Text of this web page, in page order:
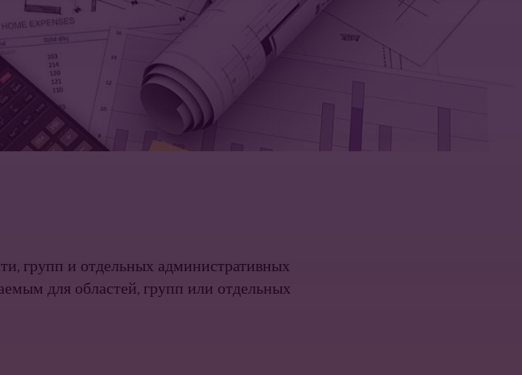
групп и отдельных административных
для областей, групп или отдельных